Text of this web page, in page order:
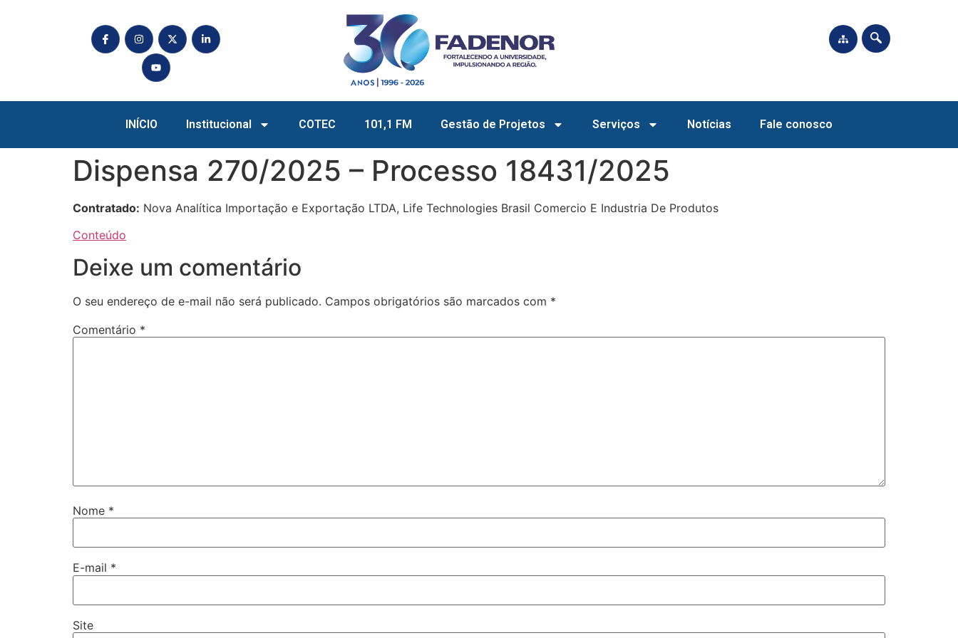
INÍCIO Institucional COTEC 101,1 FM Gestão de Projetos Serviços Notícias Fale conosco
Dispensa 270/2025 – Processo 18431/2025
Contratado: Nova Analítica Importação e Exportação LTDA, Life Technologies Brasil Comercio E Industria De Produtos
Conteúdo
Deixe um comentário
O seu endereço de e-mail não será publicado. Campos obrigatórios são marcados com *
Comentário *
Nome *
E-mail *
Site